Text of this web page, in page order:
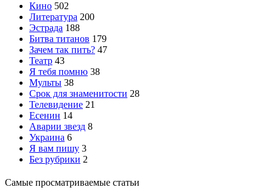
Кино 502
Литература 200
Эстрада 188
Битва титанов 179
Зачем так пить? 47
Театр 43
Я тебя помню 38
Мульты 38
Срок для знаменитости 28
Телевидение 21
Есенин 14
Аварии звезд 8
Украина 6
Я вам пишу 3
Без рубрики 2
Самые просматриваемые статьи